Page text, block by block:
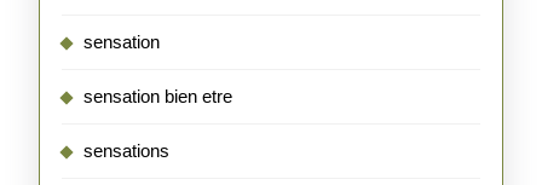
sensation
sensation bien etre
sensations